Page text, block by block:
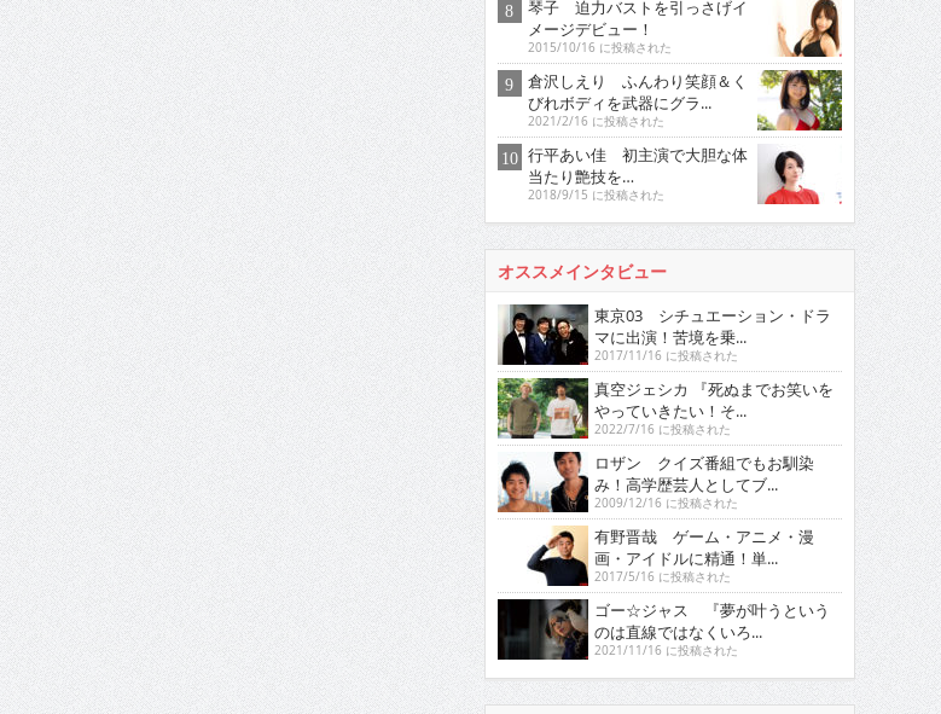
琴子 迫力バストを引っさげイ
メージデビュー！
2015/10/16 に投稿された
倉沢しえり ふんわり笑顔＆く
びれボディを武器にグラ...
2021/2/16 に投稿された
行平あい佳 初主演で大胆な体
当たり艶技を…
2018/9/15 に投稿された
オススメインタビュー
東京03 シチュエーション・ドラ
マに出演！苦境を乗...
2017/11/16 に投稿された
真空ジェシカ 『死ぬまでお笑いを
やっていきたい！そ...
2022/7/16 に投稿された
ロザン クイズ番組でもお馴染
み！高学歴芸人としてブ...
2009/12/16 に投稿された
有野晋哉 ゲーム・アニメ・漫
画・アイドルに精通！単...
2017/5/16 に投稿された
ゴー☆ジャス 『夢が叶うという
のは直線ではなくいろ...
2021/11/16 に投稿された